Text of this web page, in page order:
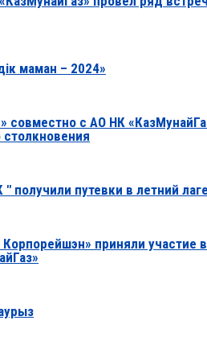
маман – 2024»
совместно с АО НК
получили путевки в летний
приняли участие